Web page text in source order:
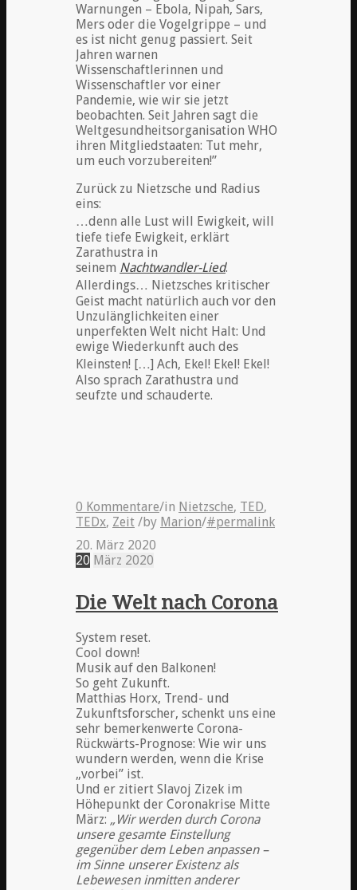
Warnungen – Ebola, Nipah, Sars,
Mers oder die Vogelgrippe – und
es ist nicht genug passiert. Seit
Jahren warnen
Wissenschaftlerinnen und
Wissenschaftler vor einer
Pandemie, wie wir sie jetzt
beobachten. Seit Jahren sagt die
Weltgesundheitsorganisation WHO
ihren Mitgliedstaaten: Tut mehr,
um euch vorzubereiten!”
Zurück zu Nietzsche und Radius
eins:
…denn alle Lust will Ewigkeit, will
tiefe tiefe Ewigkeit, erklärt
Zarathustra in
seinem Nachtwandler-Lied.
Allerdings… Nietzsches kritischer
Geist macht natürlich auch vor den
Unzulänglichkeiten einer
unperfekten Welt nicht Halt: Und
ewige Wiederkunft auch des
Kleinsten! […] Ach, Ekel! Ekel! Ekel!
Also sprach Zarathustra und
seufzte und schauderte.
0 Kommentare/in Nietzsche, TED,
TEDx, Zeit /by Marion/#permalink
20. März 2020
20 März 2020
Die Welt nach Corona
System reset.
Cool down!
Musik auf den Balkonen!
So geht Zukunft.
Matthias Horx, Trend- und
Zukunftsforscher, schenkt uns eine
sehr bemerkenwerte Corona-
Rückwärts-Prognose: Wie wir uns
wundern werden, wenn die Krise
„vorbei” ist.
Und er zitiert Slavoj Zizek im
Höhepunkt der Coronakrise Mitte
März: „Wir werden durch Corona
unsere gesamte Einstellung
gegenüber dem Leben anpassen –
im Sinne unserer Existenz als
Lebewesen inmitten anderer